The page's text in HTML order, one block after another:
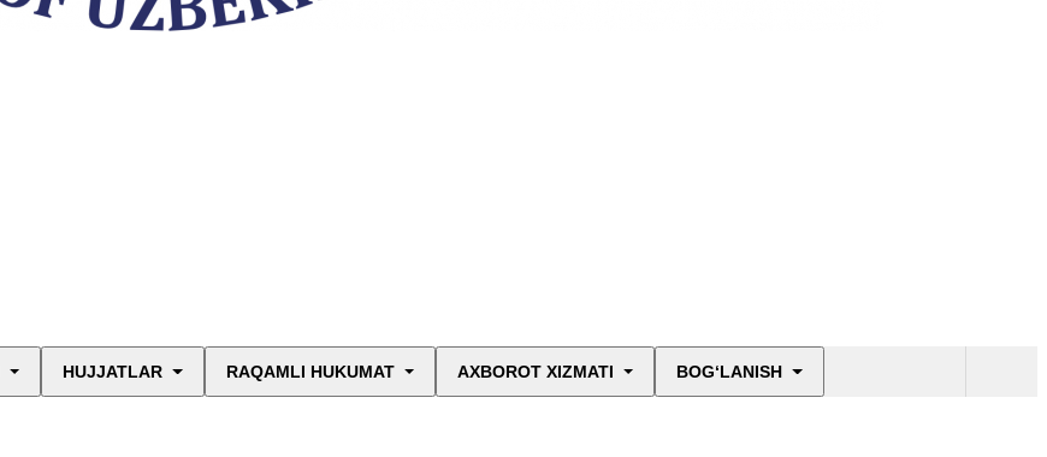
HUJJATLAR RAQAMLI HUKUMAT AXBOROT XIZMATI BOG‘LANISH